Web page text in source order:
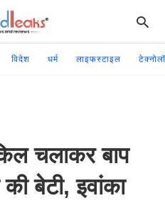
विदेश धर्म लाइफस्टाइल
चलाकर बाप
बेटी, इवांका